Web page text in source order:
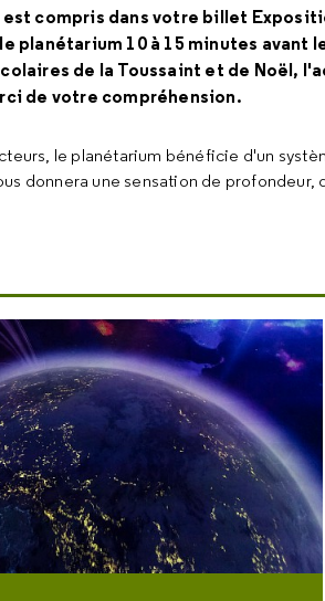
est compris dans votre billet
planétarium 10 à 15 minutes avant
de la Toussaint et de Noël,
de votre compréhension.
le planétarium bénéficie d'un
donnera une sensation de